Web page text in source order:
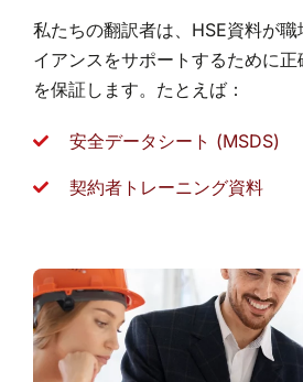
私たちの翻訳者は、HSE資料が
イアンスをサポートするために
を保証します。たとえば：
安全データシート (MSDS)
契約者トレーニング資料